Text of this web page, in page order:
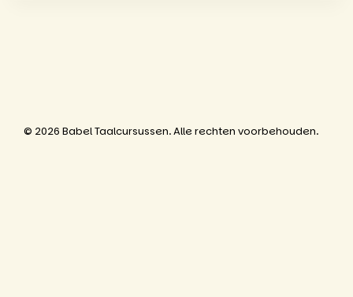
© 2026 Babel Taalcursussen. Alle rechten voorbehouden.